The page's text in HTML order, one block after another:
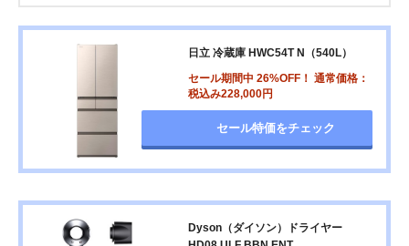
日立 冷蔵庫 HWC54T N（540L）
セール期間中 26%OFF！ 通常価格：
税込み228,000円
セール特価をチェック
Dyson（ダイソン）ドライヤー